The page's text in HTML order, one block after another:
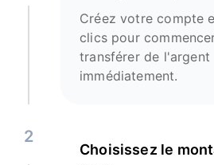
Créez votre compte
clics pour
transférer de l'argent
immédiatement.
2
Choisissez le